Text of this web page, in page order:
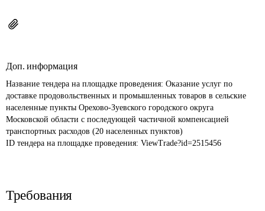
Доп. информация
Название тендера на площадке проведения: Оказание услуг по
доставке продовольственных и промышленных товаров в сельские
населенные пункты Орехово-Зуевского городского округа
Московской области с последующей частичной компенсацией
транспортных расходов (20 населенных пунктов)
ID тендера на площадке проведения: ViewTrade?id=2515456
Требования